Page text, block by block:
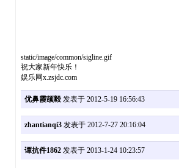
static/image/common/sigline.gif
祝大家新年快乐！
娱乐网x.zsjdc.com
优鼻霞颉毅发表于 2012-5-19 16:56:43
zhantianqi3发表于 2012-7-27 20:16:04
谭抗件1862发表于 2013-1-24 10:23:57